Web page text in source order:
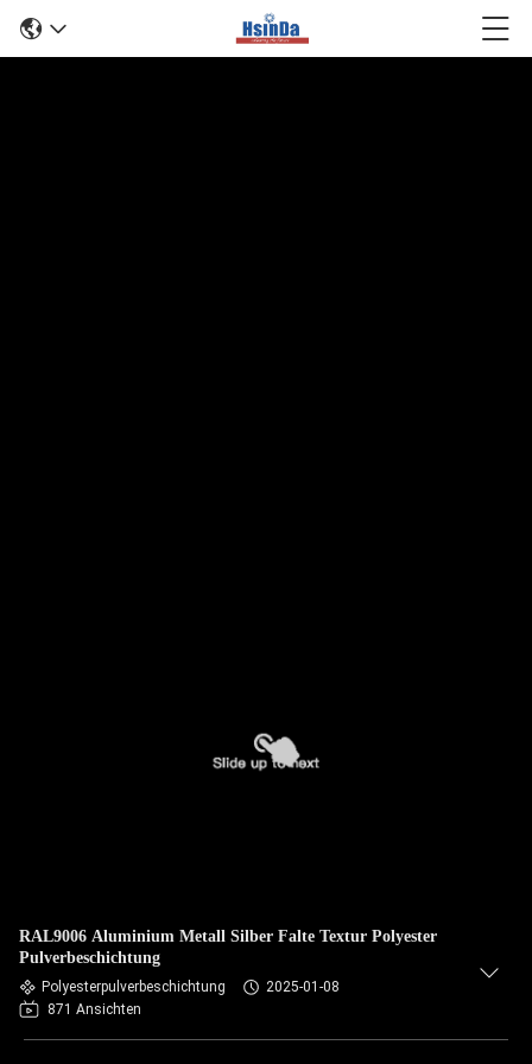
RAL9006 Aluminium Metall Silber Falte Textur Polyester
Pulverbeschichtung
Polyesterpulverbeschichtung
2025-01-08
871 Ansichten